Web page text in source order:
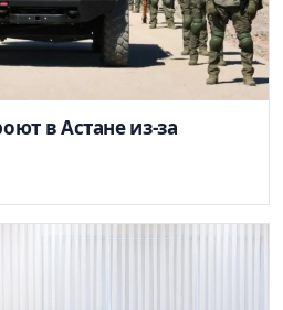
в Астане из-за